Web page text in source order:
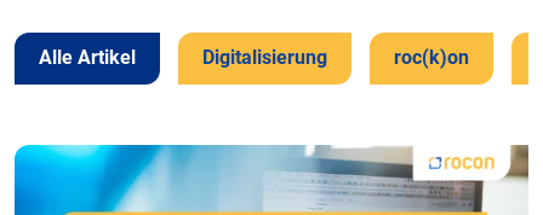
Alle Artikel Digitalisierung roc(k)on